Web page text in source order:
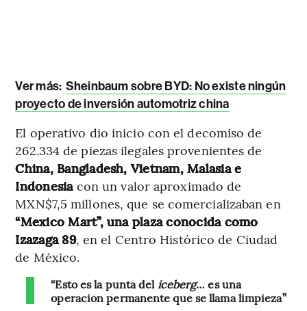
Ver más: Sheinbaum sobre BYD: No existe ningún
proyecto de inversión automotriz china
El operativo dio inicio con el decomiso de
262.334 de piezas ilegales provenientes de
China, Bangladesh, Vietnam, Malasia e
Indonesia con un valor aproximado de
MXN$7,5 millones, que se comercializaban en
“Mexico Mart”, una plaza conocida como
Izazaga 89, en el Centro Histórico de Ciudad
de México.
“Esto es la punta deliceberg… es una
operación permanente que se llama limpieza”